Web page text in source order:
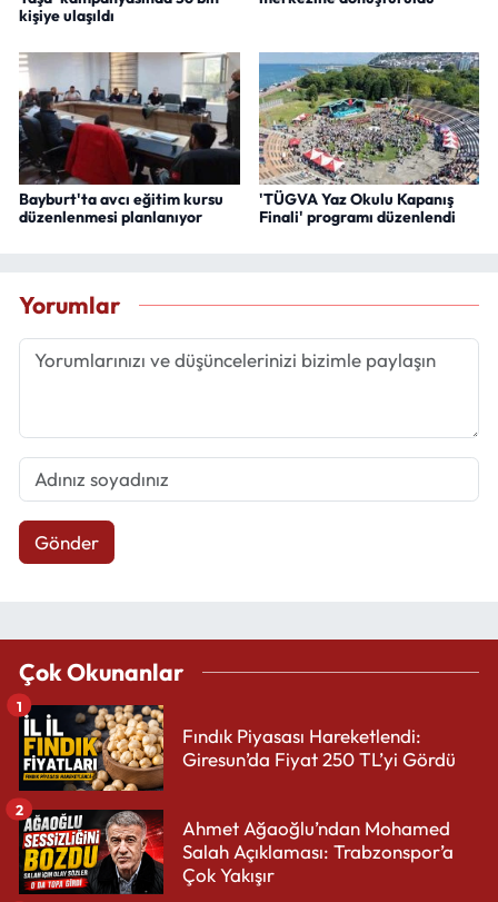
kişiye ulaşıldı
Bayburt'ta avcı eğitim kursu
düzenlenmesi planlanıyor
'TÜGVA Yaz Okulu Kapanış
Finali' programı düzenlendi
Yorumlar
Gönder
Çok Okunanlar
Fındık Piyasası Hareketlendi:
Giresun’da Fiyat 250 TL’yi Gördü
1
Ahmet Ağaoğlu’ndan Mohamed
Salah Açıklaması: Trabzonspor’a
Çok Yakışır
2